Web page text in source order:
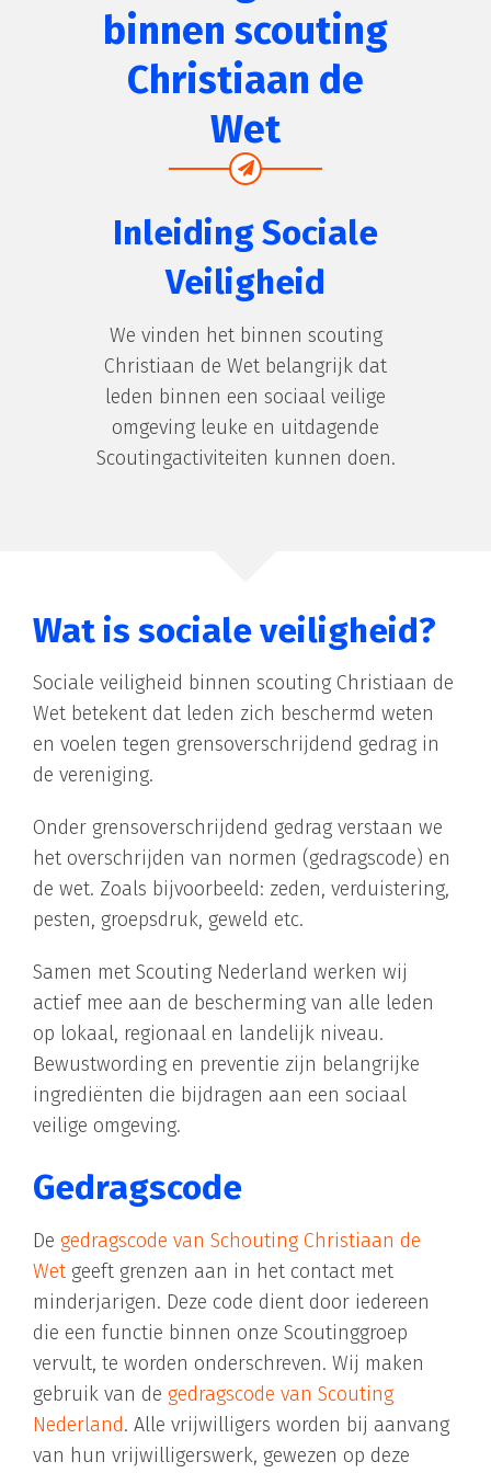
binnen scouting
Christiaan de
Wet
Inleiding Sociale
Veiligheid
We vinden het binnen scouting
Christiaan de Wet belangrijk dat
leden binnen een sociaal veilige
omgeving leuke en uitdagende
Scoutingactiviteiten kunnen doen.
Wat is sociale veiligheid?
Sociale veiligheid binnen scouting Christiaan de
Wet betekent dat leden zich beschermd weten
en voelen tegen grensoverschrijdend gedrag in
de vereniging.
Onder grensoverschrijdend gedrag verstaan we
het overschrijden van normen (gedragscode) en
de wet. Zoals bijvoorbeeld: zeden, verduistering,
pesten, groepsdruk, geweld etc.
Samen met Scouting Nederland werken wij
actief mee aan de bescherming van alle leden
op lokaal, regionaal en landelijk niveau.
Bewustwording en preventie zijn belangrijke
ingrediënten die bijdragen aan een sociaal
veilige omgeving.
Gedragscode
De gedragscode van Schouting Christiaan de
Wet geeft grenzen aan in het contact met
minderjarigen. Deze code dient door iedereen
die een functie binnen onze Scoutinggroep
vervult, te worden onderschreven. Wij maken
gebruik van de gedragscode van Scouting
Nederland. Alle vrijwilligers worden bij aanvang
van hun vrijwilligerswerk, gewezen op deze